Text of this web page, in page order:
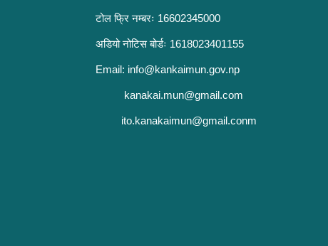
टोल फ्रि नम्बरः 16602345000
अडियो नोटिस बोर्डः 1618023401155
Email: info@kankaimun.gov.np
kanakai.mun@gmail.com
ito.kanakaimun@gmail.conm